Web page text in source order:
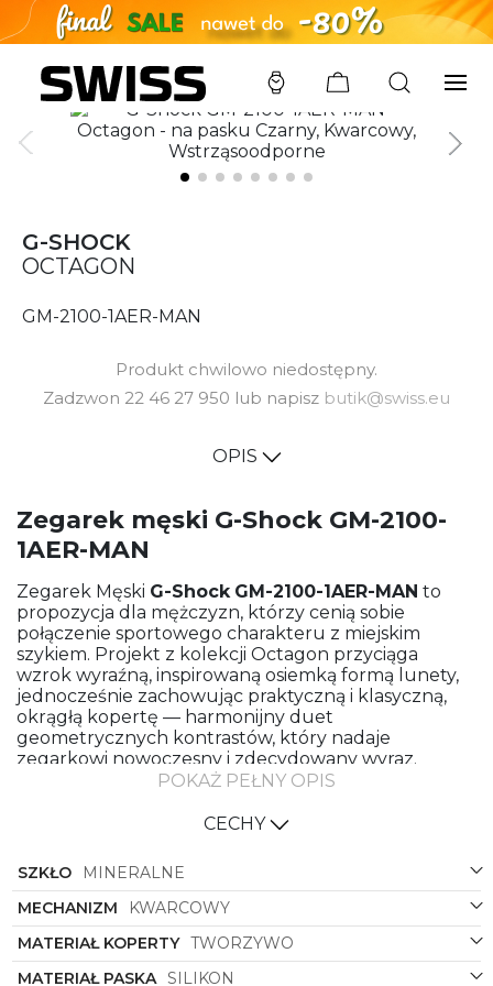
SWISS / ZEGARKI /G-SHOCK GM-2100-1AER-MAN
G-SHOCK
OCTAGON
GM-2100-1AER-MAN
Produkt chwilowo niedostępny.
Zadzwon 22 46 27 950 lub napisz butik@swiss.eu
OPIS
Zegarek męski G-Shock GM-2100-
1AER-MAN
Zegarek Męski G-Shock GM-2100-1AER-MAN to
propozycja dla mężczyzn, którzy cenią sobie
połączenie sportowego charakteru z miejskim
szykiem. Projekt z kolekcji Octagon przyciąga
wzrok wyraźną, inspirowaną osiemką formą lunety,
jednocześnie zachowując praktyczną i klasyczną,
okrągłą kopertę — harmonijny duet
geometrycznych kontrastów, który nadaje
zegarkowi nowoczesny i zdecydowany wyraz.
Stylistyka: Sportowy z nutą elegancji
GM-2100-1AER-MANto zegarek o
mężczyzn potrzebujących niezawodnego partnera
zarówno podczas treningu, jak i w codziennych
miejskich wyzwaniach. Czarny, silikonowy pasek
zapewnia komfort noszenia i idealne dopasowanie
do nadgarstka, a stalowy odcień koperty
przełamany szarą tarczą dodaje całości
POKAŻ PEŁNY OPIS
CECHY
SZKŁO
MINERALNE
MECHANIZM
KWARCOWY
MATERIAŁ KOPERTY TWORZYWO
MATERIAŁ PASKA SILIKON